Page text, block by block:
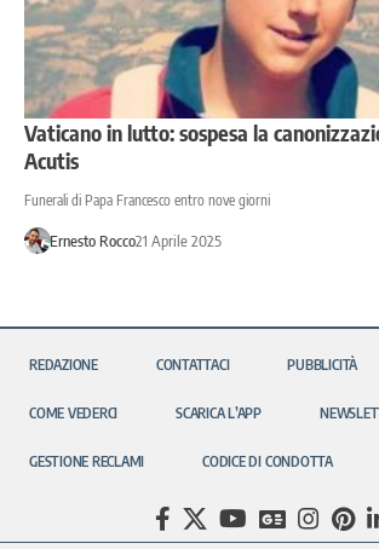
Vaticano in lutto: sospesa la
Acutis
Funerali di Papa Francesco entro nove giorni
Ernesto Rocco21 Aprile 2025
REDAZIONE CONTATTACI PUBBLICITÀ
COME VEDERCI SCARICA L’APP
GESTIONE RECLAMI CODICE DI CONDOTTA